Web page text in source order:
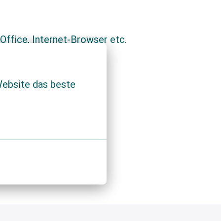
das beste
Internet-Browser etc.